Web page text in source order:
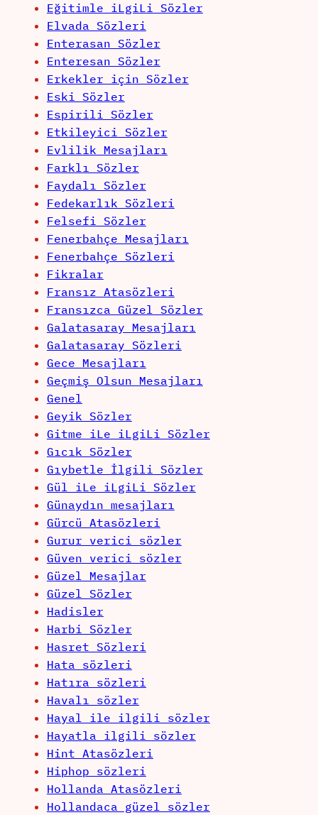
Eğitimle iLgiLi Sözler
Elvada Sözleri
Enterasan Sözler
Enteresan Sözler
Erkekler için Sözler
Eski Sözler
Espirili Sözler
Etkileyici Sözler
Evlilik Mesajları
Farklı Sözler
Faydalı Sözler
Fedekarlık Sözleri
Felsefi Sözler
Fenerbahçe Mesajları
Fenerbahçe Sözleri
Fikralar
Fransız Atasözleri
Fransızca Güzel Sözler
Galatasaray Mesajları
Galatasaray Sözleri
Gece Mesajları
Geçmiş Olsun Mesajları
Genel
Geyik Sözler
Gitme iLe iLgiLi Sözler
Gıcık Sözler
Gıybetle İlgili Sözler
Gül iLe iLgiLi Sözler
Günaydın mesajları
Gürcü Atasözleri
Gurur verici sözler
Güven verici sözler
Güzel Mesajlar
Güzel Sözler
Hadisler
Harbi Sözler
Hasret Sözleri
Hata sözleri
Hatıra sözleri
Havalı sözler
Hayal ile ilgili sözler
Hayatla ilgili sözler
Hint Atasözleri
Hiphop sözleri
Hollanda Atasözleri
Hollandaca güzel sözler